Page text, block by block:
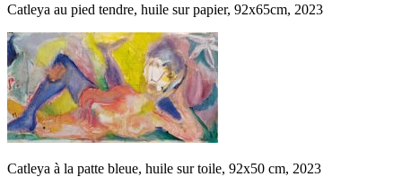
Catleya au pied tendre, huile sur papier, 92x65cm, 2023
Catleya à la patte bleue, huile sur toile, 92x50 cm, 2023